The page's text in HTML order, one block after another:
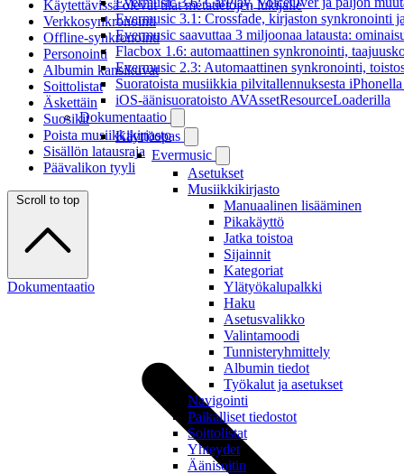
Evermusic 3.1: Crossfade, kirjaston synkronointi
Evermusic saavuttaa 3 miljoonaa latausta:
Flacbox 1.6: automaattinen synkronointi,
Evermusic 2.3: Automaattinen synkronointi,
Suoratoista musiikkia pilvitallennuksesta
iOS-äänisuoratoisto AVAssetResourceLoaderilla
Dokumentaatio
Käyttöopas
Evermusic
Asetukset
Musiikkikirjasto
Manuaalinen lisääminen
Pikakäyttö
Jatka toistoa
Sijainnit
Kategoriat
Ylätyökalupalkki
Haku
Asetusvalikko
Valintamoodi
Tunnisteryhmittely
Albumin tiedot
Työkalut ja asetukset
Navigointi
Paikalliset tiedostot
Soittolistat
Yhteydet
Äänisoitin
Käytettävissä olevat tilat metatietojen lukijalle
Verkkosynkronointi
Offline-synkronointi
Personointi
Albumin kansikuvat
Soittolistat
Äskettäin
Suosikit
Poista musiikkikirjasto
Sisällön latausraja
Päävalikon tyyli
Scroll to top
Dokumentaatio